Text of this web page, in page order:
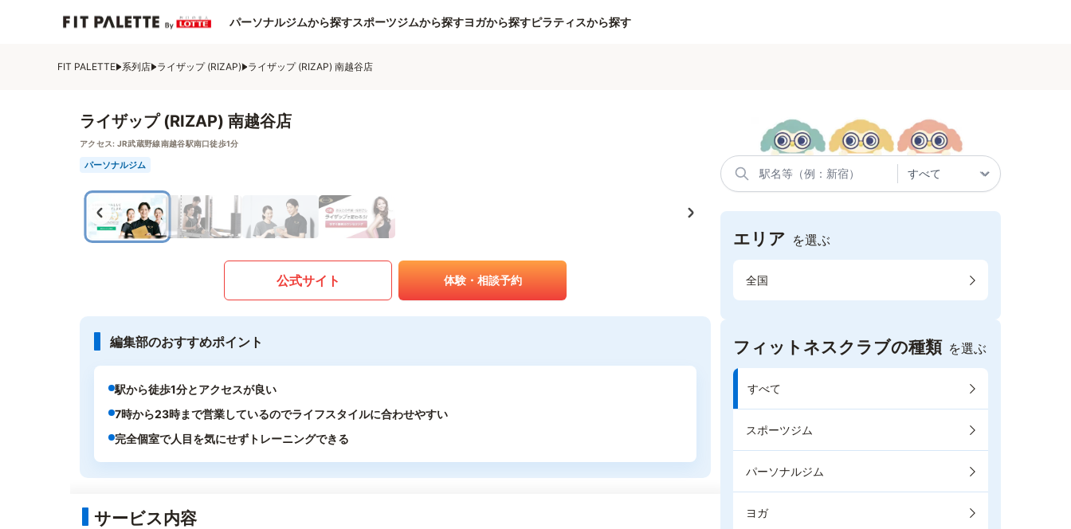
パーソナルジムから探すスポーツジムから探すヨガから探すピラティスから探す
FIT PALETTE 系列店 ライザップ (RIZAP) ライザップ (RIZAP) 南越谷店
ライザップ (RIZAP) 南越谷店
アクセス: JR武蔵野線南越谷駅南口徒歩1分
パーソナルジム
公式サイト 体験・相談予約
編集部のおすすめポイント
駅から徒歩1分とアクセスが良い
7時から23時まで営業しているのでライフスタイルに合わせやすい
完全個室で人目を気にせずトレーニングできる
サービス内容
エリア を選ぶ
全国
フィットネスクラブの種類 を選ぶ
すべて
スポーツジム
パーソナルジム
ヨガ